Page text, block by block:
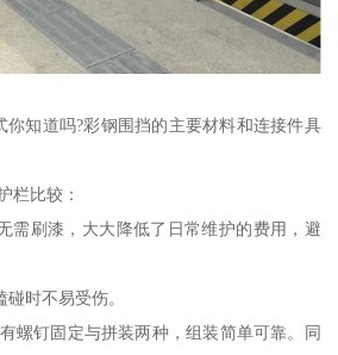
你知道吗?彩钢围挡的主要材料和连接件具
栏比较：
需刷漆，大大降低了日常维护的费用，避
时不易受伤。
螺钉固定与拼装两种，组装简单可靠。同